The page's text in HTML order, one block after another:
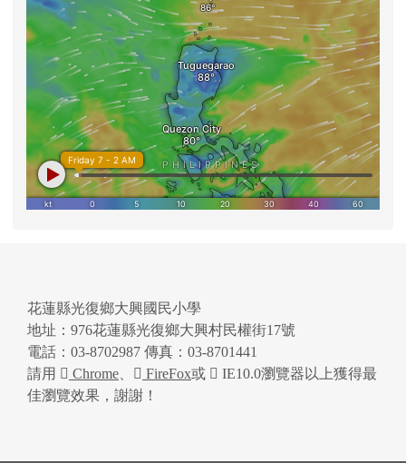
花蓮縣光復鄉大興國民小學
地址：976花蓮縣光復鄉大興村民權街17號
電話：03-8702987 傳真：03-8701441
請用
Chrome FireFox或
IE10.0瀏覽器以上獲得最
佳瀏覽效果，謝謝！